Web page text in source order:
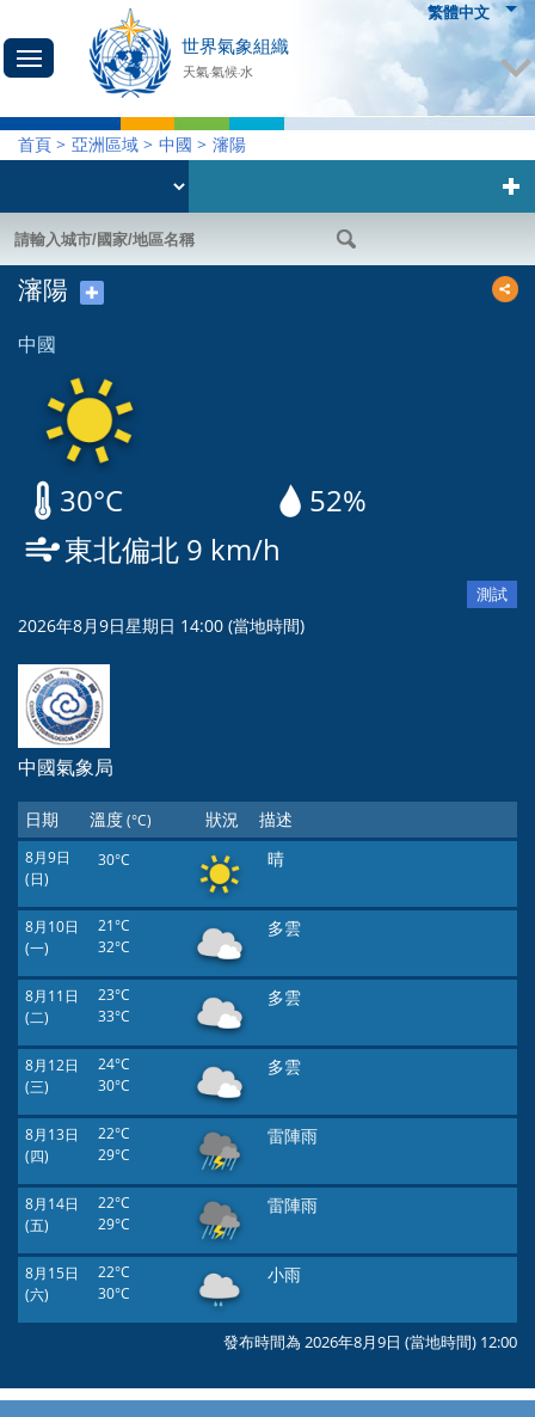
繁體中文
世界氣象組織
天氣·氣候·水
首頁 > 亞洲區域 > 中國 > 瀋陽
瀋陽 ✚
中國
30°C
52%
東北偏北 9 km/h
測試
2026年8月9日星期日 14:00 (當地時間)
中國氣象局
日期 溫度(°C) 狀況 描述
8月9日
(日)
30°C 晴
8月10日
(一)
21°C
32°C
多雲
8月11日
(二)
23°C
33°C
多雲
8月12日
(三)
24°C
30°C
多雲
8月13日
(四)
22°C
29°C
雷陣雨
8月14日
(五)
22°C
29°C
雷陣雨
8月15日
(六)
22°C
30°C
小雨
發布時間為 2026年8月9日 (當地時間) 12:00